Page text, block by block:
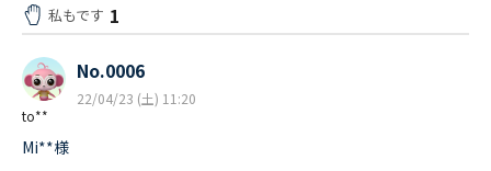
私もです 1
to**
No.0006
22/04/23 (土) 11:20
Mi**様